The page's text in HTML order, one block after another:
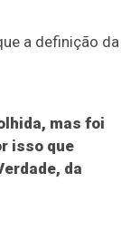
a definição da
mas foi
isso que
da